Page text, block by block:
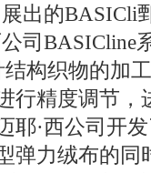
的BASICli
司BASICline
构织物的加
行精度调节
耶·西公司开
弹力绒布的同